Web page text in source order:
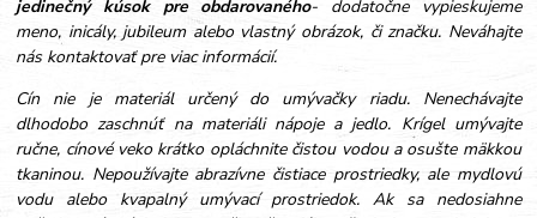
jedinečný kúsok pre obdarovaného- dodatočne vypieskujeme
meno, inicály, jubileum alebo vlastný obrázok, či značku. Neváhajte
nás kontaktovať pre viac informácií.
Cín nie je materiál určený do umývačky riadu. Nenechávajte
dlhodobo zaschnúť na materiáli nápoje a jedlo. Krígel umývajte
ručne, cínové veko krátko opláchnite čistou vodou a osušte mäkkou
tkaninou. Nepoužívajte abrazívne čistiace prostriedky, ale mydlovú
vodu alebo kvapalný umývací prostriedok. Ak sa nedosiahne